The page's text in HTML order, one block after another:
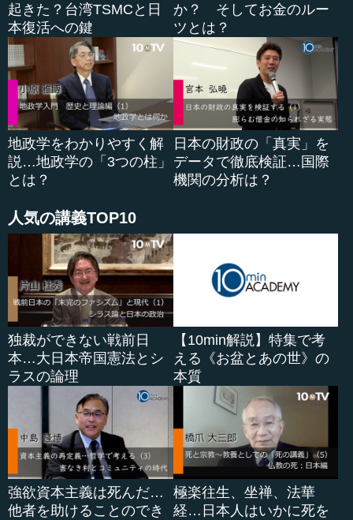
起きた？台湾TSMCと日
本復活への鍵
か？ そしてお金のルー
ツとは？
地政学をわかりやすく解
説…地政学の「3つの柱」
とは？
日本の財政の「真実」を
データで徹底検証…国際
機関の分析は？
人気の講義TOP10
独裁ができない戦前日
本…大日本帝国憲法とシ
ラスの論理
【10min解説】特集で考
える《お盆とあの世》の
本質
強欲資本主義は死んだ…
他者を助けることのでき
極楽往生、坐禅、法華
経…日本人はいかに死を